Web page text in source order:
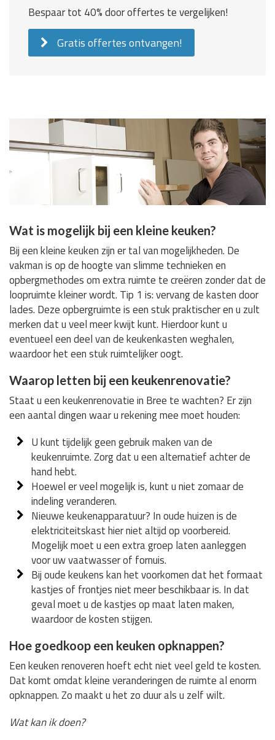
Bespaar tot 40% door offertes te vergelijken!
Gratis offertes ontvangen!
Wat is mogelijk bij een kleine keuken?
Bij een kleine keuken zijn er tal van mogelijkheden. De
vakman is op de hoogte van slimme technieken en
opbergmethodes om extra ruimte te creëren zonder dat de
loopruimte kleiner wordt. Tip 1 is: vervang de kasten door
lades. Deze opbergruimte is een stuk praktischer en u zult
merken dat u veel meer kwijt kunt. Hierdoor kunt u
eventueel een deel van de keukenkasten weghalen,
waardoor het een stuk ruimtelijker oogt.
Waarop letten bij een keukenrenovatie?
Staat u een keukenrenovatie in Bree te wachten? Er zijn
een aantal dingen waar u rekening mee moet houden:
U kunt tijdelijk geen gebruik maken van de
keukenruimte. Zorg dat u een alternatief achter de
hand hebt.
Hoewel er veel mogelijk is, kunt u niet zomaar de
indeling veranderen.
Nieuwe keukenapparatuur? In oude huizen is de
elektriciteitskast hier niet altijd op voorbereid.
Mogelijk moet u een extra groep laten aanleggen
voor uw vaatwasser of fornuis.
Bij oude keukens kan het voorkomen dat het formaat
kastjes of frontjes niet meer beschikbaar is. In dat
geval moet u de kastjes op maat laten maken,
waardoor de kosten stijgen.
Hoe goedkoop een keuken opknappen?
Een keuken renoveren hoeft echt niet veel geld te kosten.
Dat komt omdat kleine veranderingen de ruimte al enorm
opknappen. Zo maakt u het zo duur als u zelf wilt.
Wat kan ik doen?